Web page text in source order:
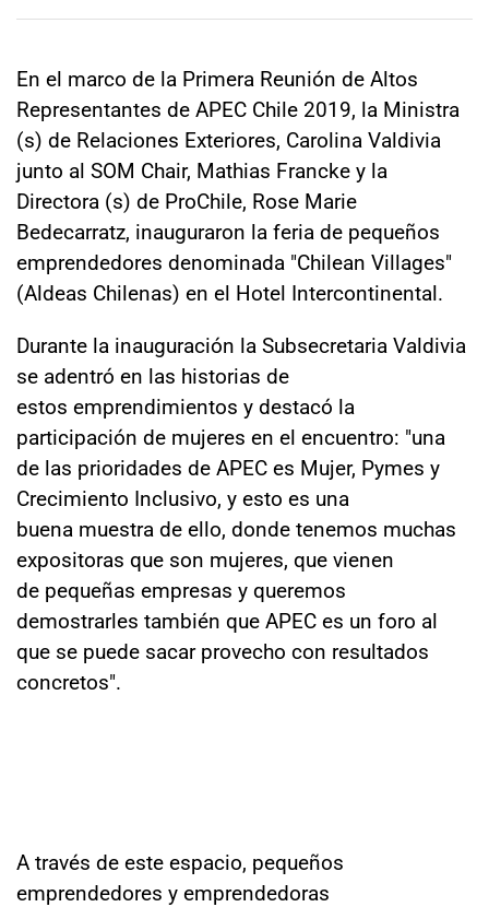
En el marco de la Primera Reunión de Altos
Representantes de APEC Chile 2019, la Ministra
(s) de Relaciones Exteriores, Carolina Valdivia
junto al SOM Chair, Mathias Francke y la
Directora (s) de ProChile, Rose Marie
Bedecarratz, inauguraron la feria de pequeños
emprendedores denominada "Chilean Villages"
(Aldeas Chilenas) en el Hotel Intercontinental.
Durante la inauguración la Subsecretaria Valdivia
se adentró en las historias de
estos emprendimientos y destacó la
participación de mujeres en el encuentro: "una
de las prioridades de APEC es Mujer, Pymes y
Crecimiento Inclusivo, y esto es una
buena muestra de ello, donde tenemos muchas
expositoras que son mujeres, que vienen
de pequeñas empresas y queremos
demostrarles también que APEC es un foro al
que se puede sacar provecho con resultados
concretos".
A través de este espacio, pequeños
emprendedores y emprendedoras